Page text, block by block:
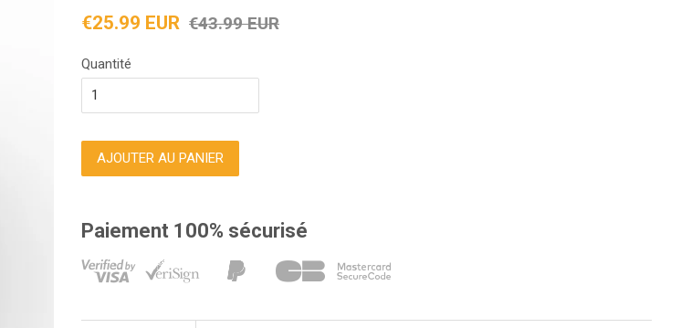
Prix
€25.99 EUR Prix
€43.99 EUR
Quantité
AJOUTER AU PANIER
Paiement 100% sécurisé